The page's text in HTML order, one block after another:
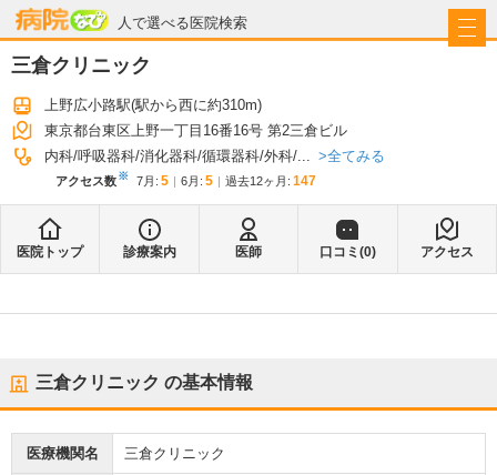
人で選べる医院検索
病院なび
三倉クリニック
上野広小路駅(駅から西に約310m)
東京都台東区上野一丁目16番16号 第2三倉ビル
内科 呼吸器科 消化器科 循環器科 外科 ... 全てみる
アクセス数※ 7月 : 5 6月 : 5 過去12ヶ月: 147
医院トップ 診療案内 医師 口コミ(0) アクセス
三倉クリニック の基本情報
医療機関名 三倉クリニック